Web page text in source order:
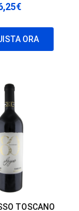
€
ORA
TOSCANO